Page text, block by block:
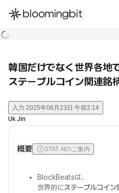
한국어
韓国だけでなく世界各地
ステーブルコイン関連銘
入力 2025年06月23日 午前2:14
Uk Jin
概要 STAT AIのご案内
BlockBeatsは、
世界的にステーブルコイン